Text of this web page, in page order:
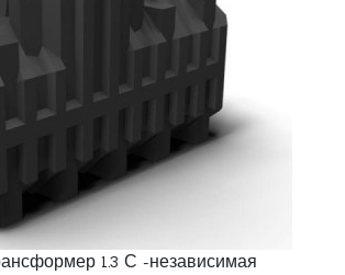
1.3 С -независимая